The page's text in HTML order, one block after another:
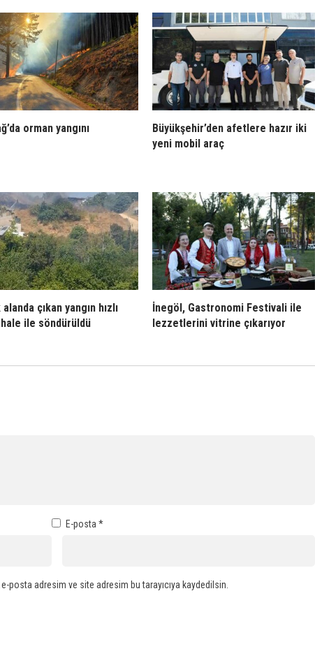
orman yangını
Büyükşehir’den afetlere hazır iki
yeni mobil araç
çıkan yangın hızlı
ile söndürüldü
İnegöl, Gastronomi Festivali ile
lezzetlerini vitrine çıkarıyor
E-posta *
posta adresim ve site adresim bu tarayıcıya kaydedilsin.